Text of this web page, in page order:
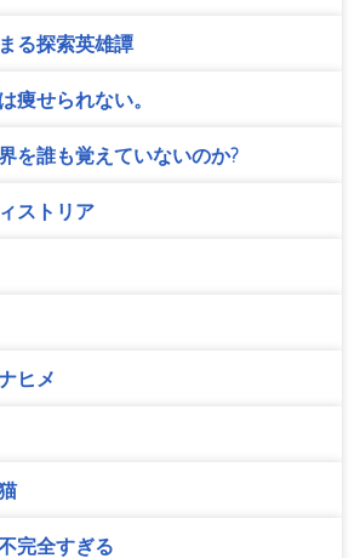
る探索英雄譚
痩せられない。
を誰も覚えていないのか?
ストリア
ヒメ
完全すぎる